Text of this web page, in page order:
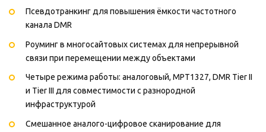
Псевдотранкинг для повышения ёмкости частотного
канала DMR
Роуминг в многосайтовых системах для непрерывной
связи при перемещении между объектами
Четыре режима работы: аналоговый, MPT1327, DMR Tier II
и Tier III для совместимости с разнородной
инфраструктурой
Смешанное аналого-цифровое сканирование для